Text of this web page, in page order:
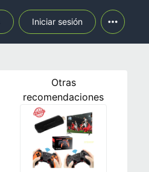
Iniciar sesión
Otras
recomendaciones